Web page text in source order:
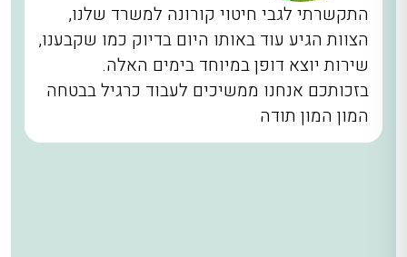
התקשרתי לגבי חיטוי קורונה למשרד שלנו,
הצוות הגיע עוד באותו היום בדיוק כמו שקבענו,
שירות יוצא דופן במיוחד בימים האלה.
בזכותכם אנחנו ממשיכים לעבוד כרגיל בבטחה
המון המון תודה